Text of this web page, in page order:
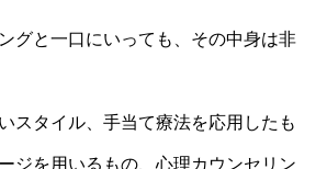
グと一口にいっても、その中身は非
スタイル、手当て療法を応用したも
ジを用いるもの、心理カウンセリン